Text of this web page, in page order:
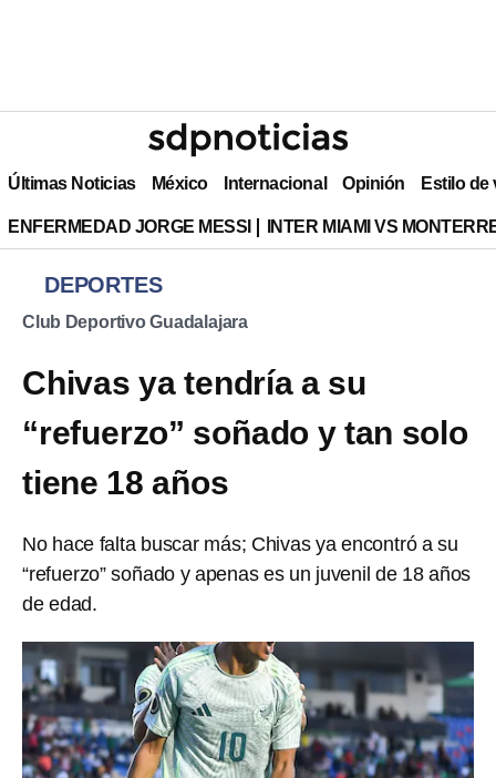
Últimas Noticias México Internacional Opinión Estilo de
ENFERMEDAD JORGE MESSI INTER MIAMI VS
DEPORTES
Club Deportivo Guadalajara
Chivas ya tendría a su
“refuerzo” soñado y tan solo
tiene 18 años
No hace falta buscar más; Chivas ya encontró a su
“refuerzo” soñado y apenas es un juvenil de 18 años
de edad.